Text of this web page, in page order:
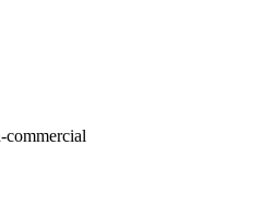
commercial